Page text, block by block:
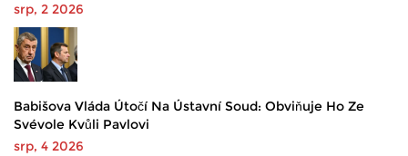
srp, 2 2026
Babišova Vláda Útočí Na Ústavní Soud: Obviňuje Ho Ze
Svévole Kvůli Pavlovi
srp, 4 2026